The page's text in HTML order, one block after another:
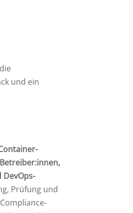
und ein
Prüfung und